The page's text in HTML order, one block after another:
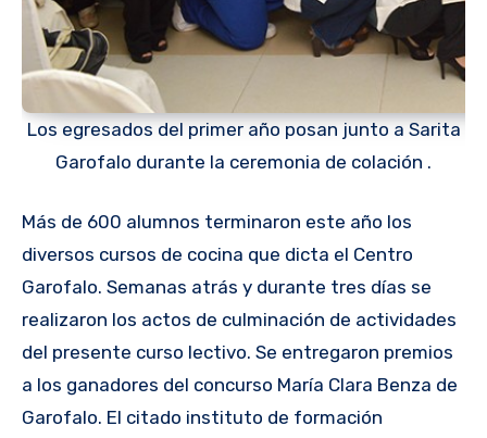
Los egresados del primer año posan junto a Sarita
Garofalo durante la ceremonia de colación .
Más de 600 alumnos terminaron este año los
diversos cursos de cocina que dicta el Centro
Garofalo. Semanas atrás y durante tres días se
realizaron los actos de culminación de actividades
del presente curso lectivo. Se entregaron premios
a los ganadores del concurso María Clara Benza de
Garofalo. El citado instituto de formación